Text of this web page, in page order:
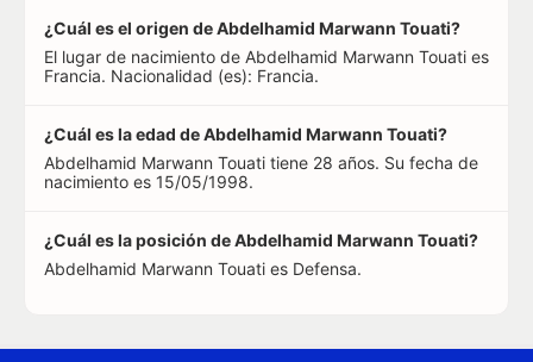
¿Cuál es el origen de Abdelhamid Marwann Touati?
El lugar de nacimiento de Abdelhamid Marwann Touati es
Francia. Nacionalidad (es): Francia.
¿Cuál es la edad de Abdelhamid Marwann Touati?
Abdelhamid Marwann Touati tiene 28 años. Su fecha de
nacimiento es 15/05/1998.
¿Cuál es la posición de Abdelhamid Marwann Touati?
Abdelhamid Marwann Touati es Defensa.